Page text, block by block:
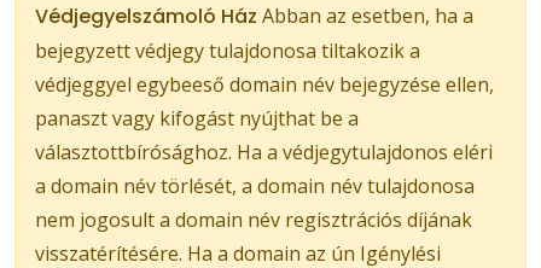
Védjegyelszámoló Ház Abban az esetben, ha a
bejegyzett védjegy tulajdonosa tiltakozik a
védjeggyel egybeeső domain név bejegyzése ellen,
panaszt vagy kifogást nyújthat be a
választottbírósághoz. Ha a védjegytulajdonos eléri
a domain név törlését, a domain név tulajdonosa
nem jogosult a domain név regisztrációs díjának
visszatérítésére. Ha a domain az ún Igénylési